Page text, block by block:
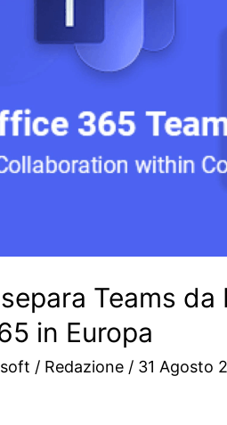
Teams
in Europa
/ Redazione / 31 Agosto